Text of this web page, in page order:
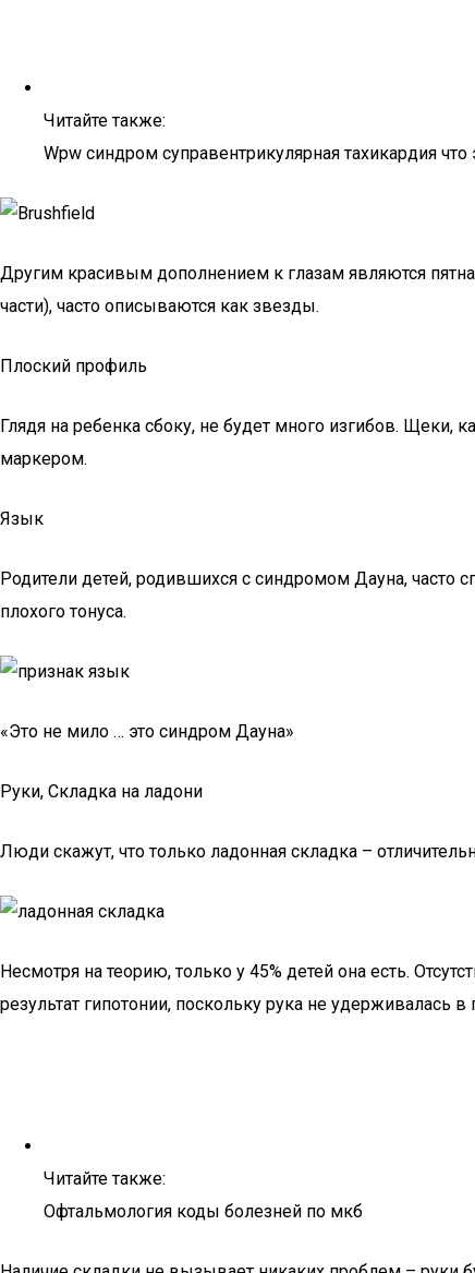
Читайте также:
Wpw синдром суправентрикулярная тахикардия что
Другим красивым дополнением к глазам являются
части), часто описываются как звезды.
Плоский профиль
Глядя на ребенка сбоку, не будет много изгибов. Щеки,
маркером.
Язык
Родители детей, родившихся с синдромом Дауна, часто
плохого тонуса.
«Это не мило … это синдром Дауна»
Руки, Складка на ладони
Люди скажут, что только ладонная складка –
Несмотря на теорию, только у 45% детей она есть.
результат гипотонии, поскольку рука не удерживалась
Читайте также:
Офтальмология коды болезней по мкб